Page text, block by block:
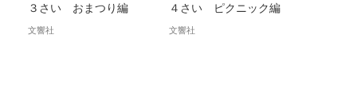
３さい おまつり編
文響社
４さい ピクニック編
文響社